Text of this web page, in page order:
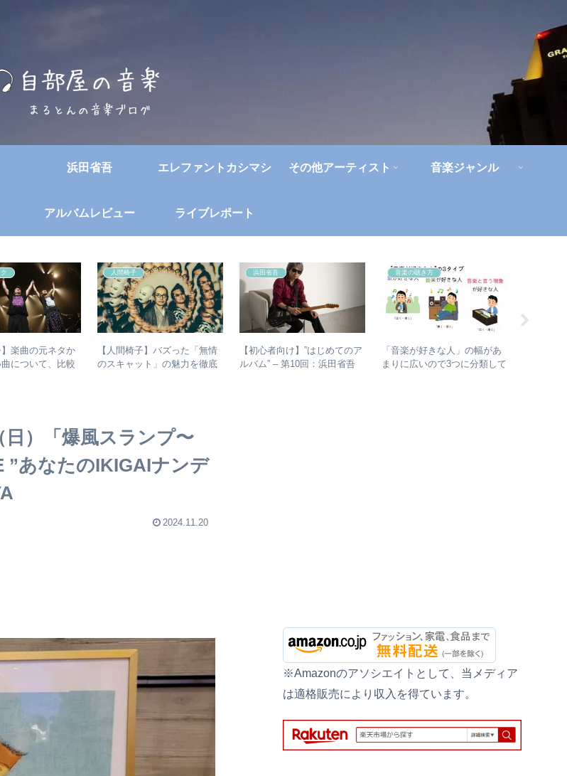
浜田省吾 エレファントカシマシ その他アーティスト 音楽ジャンル
アルバムレビュー ライブレポート
】楽曲の元ネタか
について、比較
人間椅子
【人間椅子】バズった「無情
のスキャット」の魅力を徹底
浜田省吾
【初心者向け】”はじめてのア
ルバム” – 第10回：浜田省吾
音楽の聴き方
「音楽が好きな人」の幅があ
まりに広いので3つに分類して
日）「爆風スランプ〜
”あなたのIKIGAIナンデ
2024.11.20
※Amazonのアソシエイトとして、当メディア
は適格販売により収入を得ています。